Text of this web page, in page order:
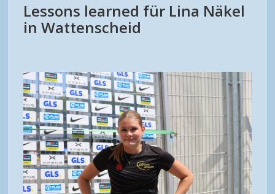
Lessons learned für Lina Näkel
in Wattenscheid